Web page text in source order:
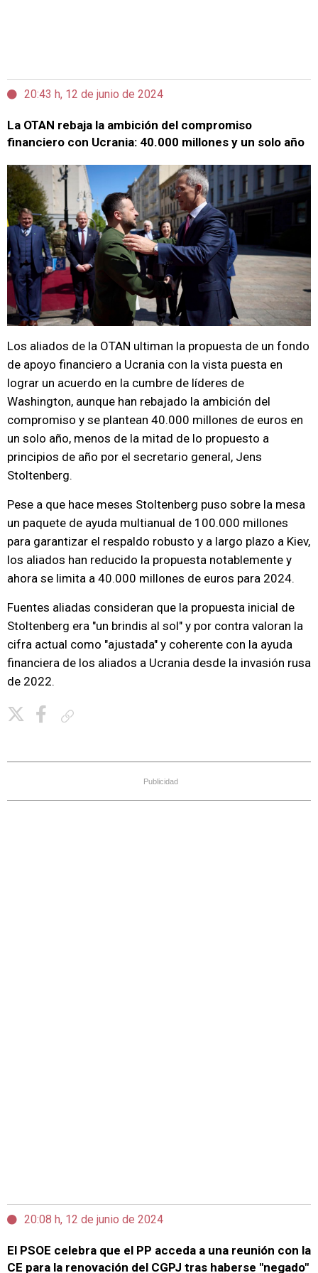
20:43 h, 12 de junio de 2024
La OTAN rebaja la ambición del compromiso
financiero con Ucrania: 40.000 millones y un solo año
Los aliados de la OTAN ultiman la propuesta de un fondo
de apoyo financiero a Ucrania con la vista puesta en
lograr un acuerdo en la cumbre de líderes de
Washington, aunque han rebajado la ambición del
compromiso y se plantean 40.000 millones de euros en
un solo año, menos de la mitad de lo propuesto a
principios de año por el secretario general, Jens
Stoltenberg.
Pese a que hace meses Stoltenberg puso sobre la mesa
un paquete de ayuda multianual de 100.000 millones
para garantizar el respaldo robusto y a largo plazo a Kiev,
los aliados han reducido la propuesta notablemente y
ahora se limita a 40.000 millones de euros para 2024.
Fuentes aliadas consideran que la propuesta inicial de
Stoltenberg era "un brindis al sol" y por contra valoran la
cifra actual como "ajustada" y coherente con la ayuda
financiera de los aliados a Ucrania desde la invasión rusa
de 2022.
Publicidad
20:08 h, 12 de junio de 2024
El PSOE celebra que el PP acceda a una reunión con la
CE para la renovación del CGPJ tras haberse "negado"